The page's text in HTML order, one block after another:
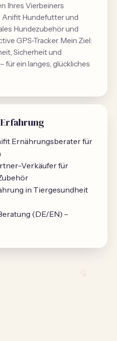
Ihres Vierbeiners
Anifit Hundefutter und
Hundezubehör und
GPS-Tracker. Mein Ziel:
Sicherheit und
für ein langes, glückliches
Ernährungsberater für
Verkäufer für
in Tiergesundheit
(DE/EN) –